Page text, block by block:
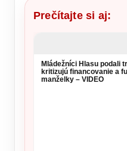
Prečítajte si aj:
Mládežníci Hlasu podali
kritizujú financovanie a
manželky – VIDEO